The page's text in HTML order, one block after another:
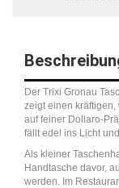
Der Trixi Gronau
zeigt einen kräftigen,
auf feiner Dollaro-
fällt edel ins Licht
Als kleiner
Handtasche davor,
werden. Im